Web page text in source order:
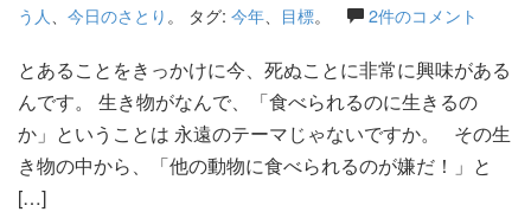
う人
今日のさとり 。 タグ: 今年 目標。 2件のコメント
とあることをきっかけに今、死ぬことに非常に興味がある
んです。 生き物がなんで、「食べられるのに生きるの
か」ということは 永遠のテーマじゃないですか。 その生
き物の中から、「他の動物に食べられるのが嫌だ！」と
[…]